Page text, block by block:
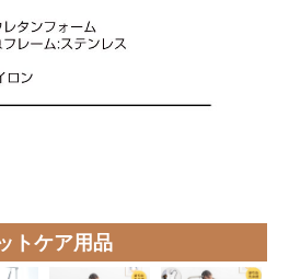
トケア用品